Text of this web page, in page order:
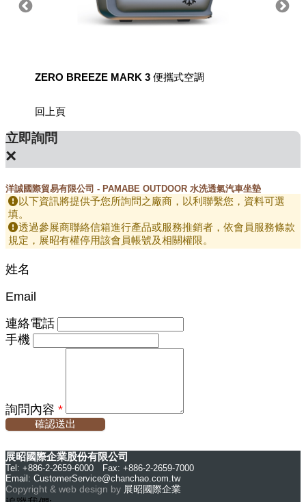
ZERO BREEZE MARK 3 便攜式空調
回上頁
立即詢問
×
洋誠國際貿易有限公司 - PAMABE OUTDOOR 水洗透氣汽車坐墊
以下資訊將提供予您所詢問之廠商，以利聯繫您，資料可選
填。
透過參展商聯絡信箱進行產品或服務推銷者，依會員服務條款
規定，展昭有權停用該會員帳號及相關權限。
姓名
Email
連絡電話
手機
詢問內容 *
確認送出
展昭國際企業股份有限公司
Tel: +886-2-2659-6000 Fax: +886-2-2659-7000
Email: CustomerService@chanchao.com.tw
Copyright & web design by 展昭國際企業